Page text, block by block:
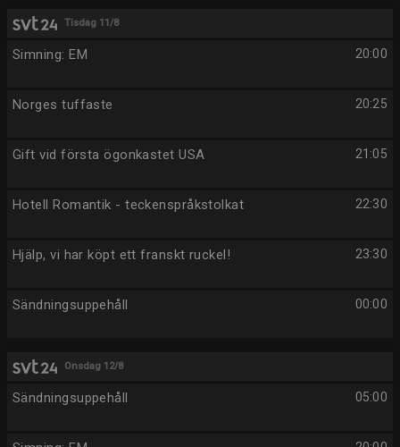
Tisdag 11/8
20:00
Simning: EM
20:25
Norges tuffaste
21:05
Gift vid första ögonkastet USA
22:30
Hotell Romantik - teckenspråkstolkat
23:30
Hjälp, vi har köpt ett franskt ruckel!
00:00
Sändningsuppehåll
Onsdag 12/8
05:00
Sändningsuppehåll